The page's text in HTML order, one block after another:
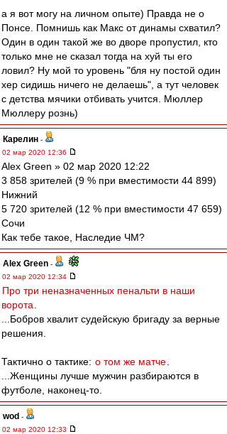
а я вот могу на личном опыте) Правда не о
Понсе. Помнишь как Макс от динамы схватил?
Один в один такой же во дворе пропустил, кто
только мне не сказал тогда на хуй ты его
ловил? Ну мой то уровень "бля ну постой один
хер сидишь ничего не делаешь", а тут человек
с детства мячики отбивать учится. Мюллер
Мюллеру рознь)
Карелин -
02 мар 2020 12:36
Alex Green » 02 мар 2020 12:22
3 858 зрителей (9 % при вместимости 44 899)
Нижний
5 720 зрителей (12 % при вместимости 47 659)
Сочи
Как тебе такое, Наследие ЧМ?
Alex Green -
02 мар 2020 12:34
Про три неназначенных пенальти в наши
ворота
...Бобров хвалит судейскую бригаду за верные
решения.
Тактично о тактике: о том же матче
...Женщины лучше мужчин разбираются в
футболе, наконец-то.
wod -
02 мар 2020 12:33